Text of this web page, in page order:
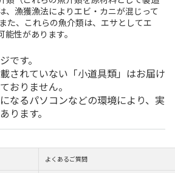
、漁獲漁法によりエビ・カニが混じって
た、これらの魚介類は、エサとしてエ
性があります。
です。
されていない「小道具類」はお届け
おりません。
なるパソコンなどの環境により、実
ります。
よくあるご質問